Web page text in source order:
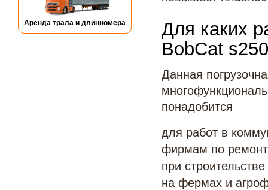
Аренда трала и длинномера
Для каких
BobCat
Данная
понадобится
для работ в
фирмам по
при
на фермах и